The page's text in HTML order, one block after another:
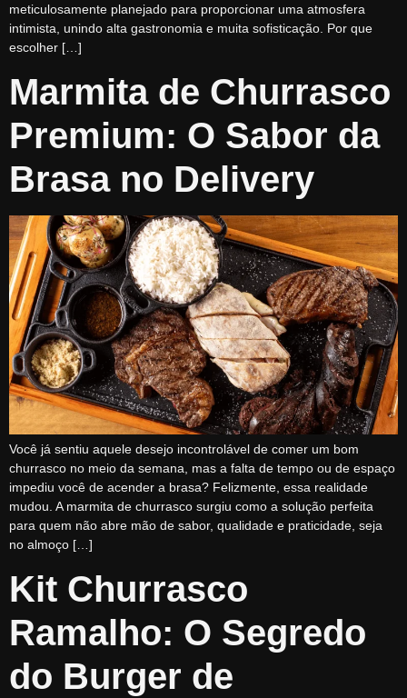
meticulosamente planejado para proporcionar uma atmosfera
intimista, unindo alta gastronomia e muita sofisticação. Por que
escolher […]
Marmita de Churrasco
Premium: O Sabor da
Brasa no Delivery
Você já sentiu aquele desejo incontrolável de comer um bom
churrasco no meio da semana, mas a falta de tempo ou de espaço
impediu você de acender a brasa? Felizmente, essa realidade
mudou. A marmita de churrasco surgiu como a solução perfeita
para quem não abre mão de sabor, qualidade e praticidade, seja
no almoço […]
Kit Churrasco
Ramalho: O Segredo
do Burger de